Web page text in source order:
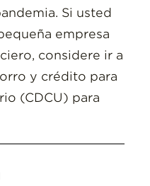
Si usted
empresa
considere ir a
y crédito para
(CDCU) para